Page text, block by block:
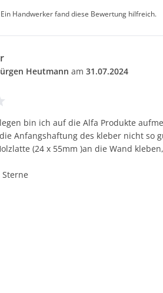
Ein Handwerker fand diese Bewertung hilfreich.
Heutmann am 31.07.2024
bin ich auf die Alfa Produkte
Anfangshaftung des kleber nicht so
(24 x 55mm )an die Wand